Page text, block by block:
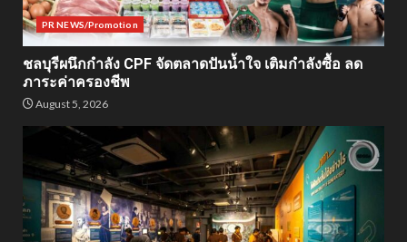
PR NEWS/Promotion
ชลบุรีผนึกกำลัง CPF จัดตลาดปันน้ำใจ เติมกำลังซื้อ ลด
ภาระค่าครองชีพ
August 5, 2026